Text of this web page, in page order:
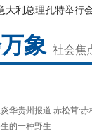
大利总理孔特举行
象 社会焦
华贵州报道 赤松茸:
的一种野生